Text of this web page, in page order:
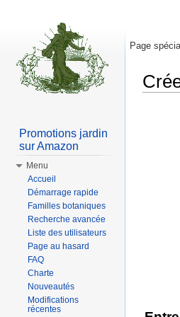
Page
Promotions jardin
sur Amazon
Menu
Accueil
Démarrage rapide
Familles botaniques
Recherche avancée
Liste des utilisateurs
Page au hasard
FAQ
Charte
Nouveautés
Modifications
récentes